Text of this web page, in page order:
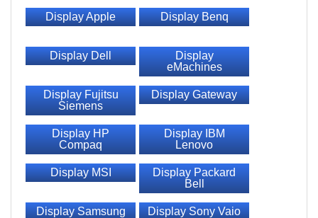
Display Apple Display Benq
Display Dell
Display
eMachines
Display Fujitsu
Siemens
Display Gateway
Display HP
Compaq
Display IBM
Lenovo
Display MSI
Display Packard
Bell
Display Samsung Display Sony Vaio